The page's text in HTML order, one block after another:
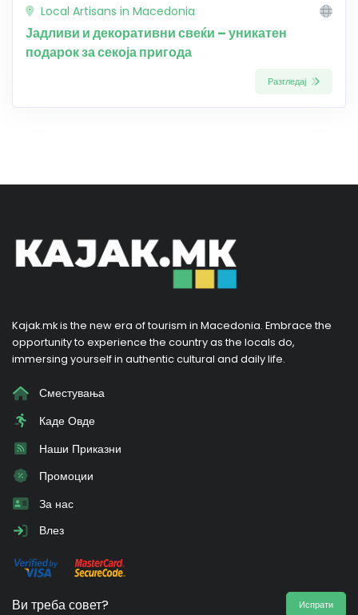
Local Artisans in Macedonia
Јадливи и декоративни свеќи – уникатен
подарок за секоја пригода
Разгледај
Kajak.mk is the new era of tourism in Macedonia. Embrace the
opportunity to experience the country as the locals do,
immersing yourself in authentic cultural and daily life.
Сместувања
Каде Овде
Наши Приказни
Промоции
За нас
Влез
Ви треба совет? Испрати